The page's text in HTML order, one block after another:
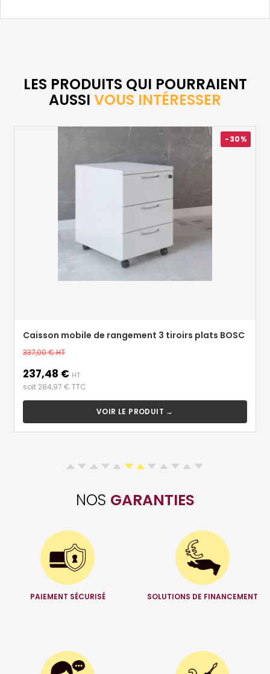
LES PRODUITS QUI POURRAIENT
AUSSI VOUS INTÉRESSER
-30%
Caisson mobile de rangement 3 tiroirs plats BOSC
Prix
base
337,00 €HT
Prix
237,48 € HT
soit 284,97 € TTC
VOIR LE PRODUIT →
NOS GARANTIES
PAIEMENT SÉCURISÉ SOLUTIONS DE FINANCEMENT